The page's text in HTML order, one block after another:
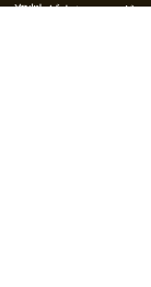
資料ダウンロード